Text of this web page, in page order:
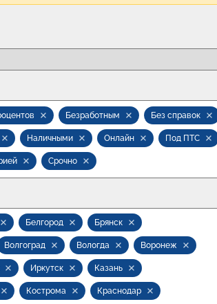
Безработным Без справок
Наличными Онлайн Под ПТС
Срочно
Белгород Брянск
Волгоград Вологда Воронеж
Иркутск Казань
Кострома Краснодар